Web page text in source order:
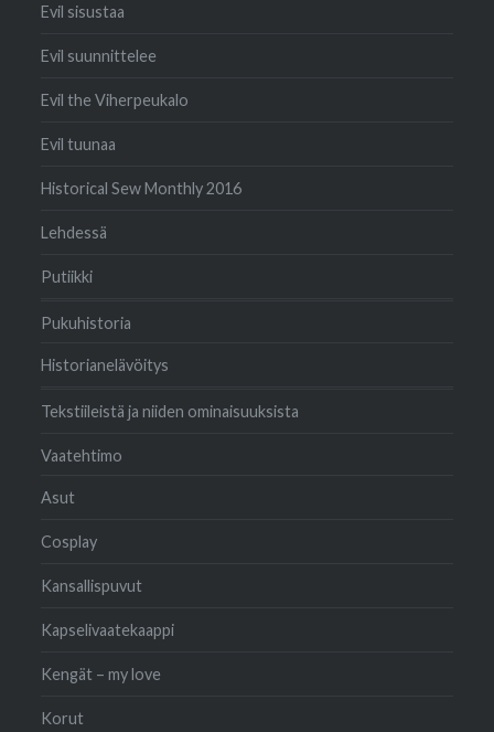
Evil sisustaa
Evil suunnittelee
Evil the Viherpeukalo
Evil tuunaa
Historical Sew Monthly 2016
Lehdessä
Putiikki
Pukuhistoria
Historianelävöitys
Tekstiileistä ja niiden ominaisuuksista
Vaatehtimo
Asut
Cosplay
Kansallispuvut
Kapselivaatekaappi
Kengät – my love
Korut